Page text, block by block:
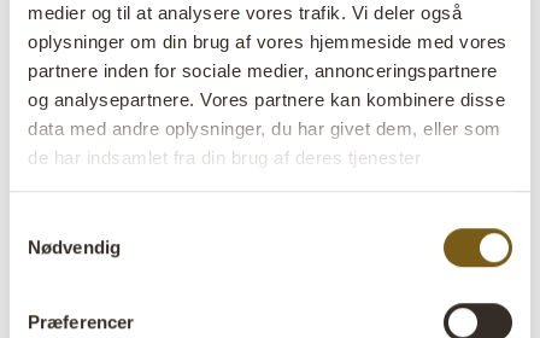
medier og til at analysere vores trafik. Vi deler også
oplysninger om din brug af vores hjemmeside med vores
partnere inden for sociale medier, annonceringspartnere
og analysepartnere. Vores partnere kan kombinere disse
data med andre oplysninger, du har givet dem, eller som
de har indsamlet fra din brug af deres tjenester
Nødvendig
Præferencer
lens På lager
SALE
Varenr: M16681
Colli: 2 Stk
Farve:
Størrelse: